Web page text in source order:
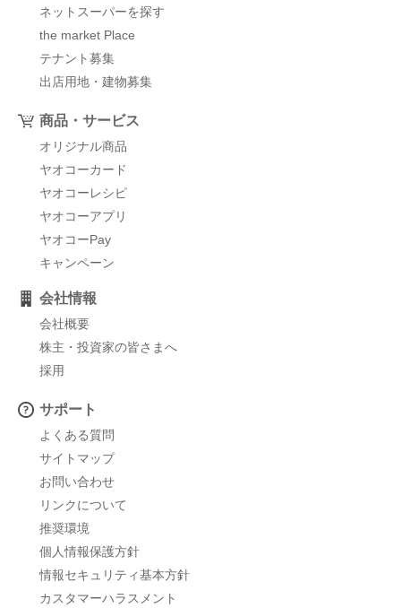
ネットスーパーを探す
the market Place
テナント募集
出店用地・建物募集
商品・サービス
オリジナル商品
ヤオコーカード
ヤオコーレシピ
ヤオコーアプリ
ヤオコーPay
キャンペーン
会社情報
会社概要
株主・投資家の皆さまへ
採用
サポート
よくある質問
サイトマップ
お問い合わせ
リンクについて
推奨環境
個人情報保護方針
情報セキュリティ基本方針
カスタマーハラスメント